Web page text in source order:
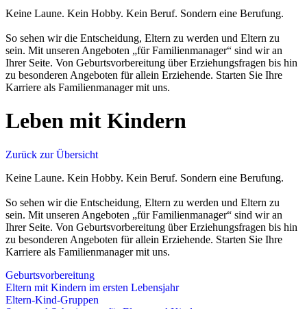
Keine Laune. Kein Hobby. Kein Beruf. Sondern eine Berufung.
So sehen wir die Entscheidung, Eltern zu werden und Eltern zu
sein. Mit unseren Angeboten „für Familienmanager“ sind wir an
Ihrer Seite. Von Geburtsvorbereitung über Erziehungsfragen bis hin
zu besonderen Angeboten für allein Erziehende. Starten Sie Ihre
Karriere als Familienmanager mit uns.
Leben mit Kindern
Zurück zur Übersicht
Keine Laune. Kein Hobby. Kein Beruf. Sondern eine Berufung.
So sehen wir die Entscheidung, Eltern zu werden und Eltern zu
sein. Mit unseren Angeboten „für Familienmanager“ sind wir an
Ihrer Seite. Von Geburtsvorbereitung über Erziehungsfragen bis hin
zu besonderen Angeboten für allein Erziehende. Starten Sie Ihre
Karriere als Familienmanager mit uns.
Geburtsvorbereitung
Eltern mit Kindern im ersten Lebensjahr
Eltern-Kind-Gruppen